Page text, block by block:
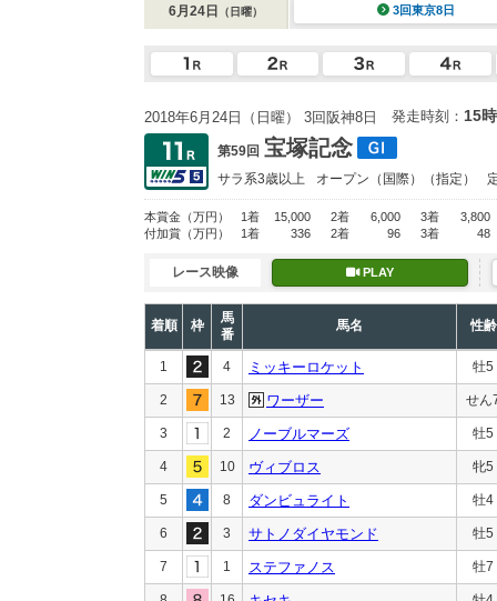
6月24日 （日曜） 3回東京8日
2018年6月24日（日曜） 3回阪神8日 発走時刻： 15
第59回 宝塚記念
サラ系3歳以上 オープン （国際）（指定）
本賞金 （万円） 1着 15,000 2着 6,000 3着
3,800
付加賞 （万円） 1着 336 2着 96 3着 48
レース映像 PLAY
着順 枠
馬
番
馬名 性齢
1 4 ミッキーロケット 牡5
2 13 ワーザー せん
3 2 ノーブルマーズ 牡5
4 10 ヴィブロス 牝5
5 8 ダンビュライト 牡4
6 3 サトノダイヤモンド 牡5
7 1 ステファノス 牡7